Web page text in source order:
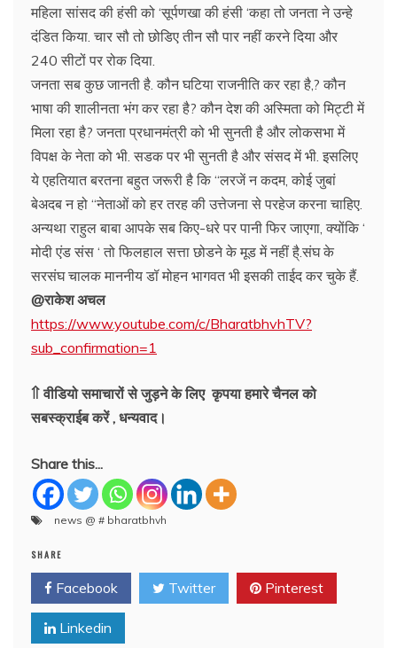
महिला सांसद की हंसी को ‘सूर्पणखा की हंसी ‘कहा तो जनता ने उन्हे
दंडित किया. चार सौ तो छोडिए तीन सौ पार नहीं करने दिया और
240 सीटों पर रोक दिया.
जनता सब कुछ जानती है. कौन घटिया राजनीति कर रहा है,? कौन
भाषा की शालीनता भंग कर रहा है? कौन देश की अस्मिता को मिट्टी में
मिला रहा है? जनता प्रधानमंत्री को भी सुनती है और लोकसभा में
विपक्ष के नेता को भी. सडक पर भी सुनती है और संसद में भी. इसलिए
ये एहतियात बरतना बहुत जरूरी है कि “लरजें न कदम, कोई जुबां
बेअदब न हो “नेताओं को हर तरह की उत्तेजना से परहेज करना चाहिए.
अन्यथा राहुल बाबा आपके सब किए-धरे पर पानी फिर जाएगा, क्योंकि ‘
मोदी एंड संस ‘ तो फिलहाल सत्ता छोडने के मूड में नहीं है्.संघ के
सरसंघ चालक माननीय डॉ मोहन भागवत भी इसकी ताईद कर चुके हैं.
@राकेश अचल
https://www.youtube.com/c/BharatbhvhTV?
sub_confirmation=1
⇑ वीडियो समाचारों से जुड़ने के लिए कृपया हमारे चैनल को
सबस्क्राईब करें , धन्यवाद।
Share this...
news @ # bharatbhvh
SHARE
Facebook Twitter Pinterest
Linkedin